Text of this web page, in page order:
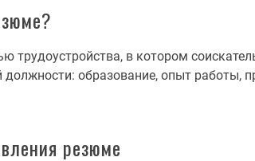
в котором
образование, опыт работы,
резюме